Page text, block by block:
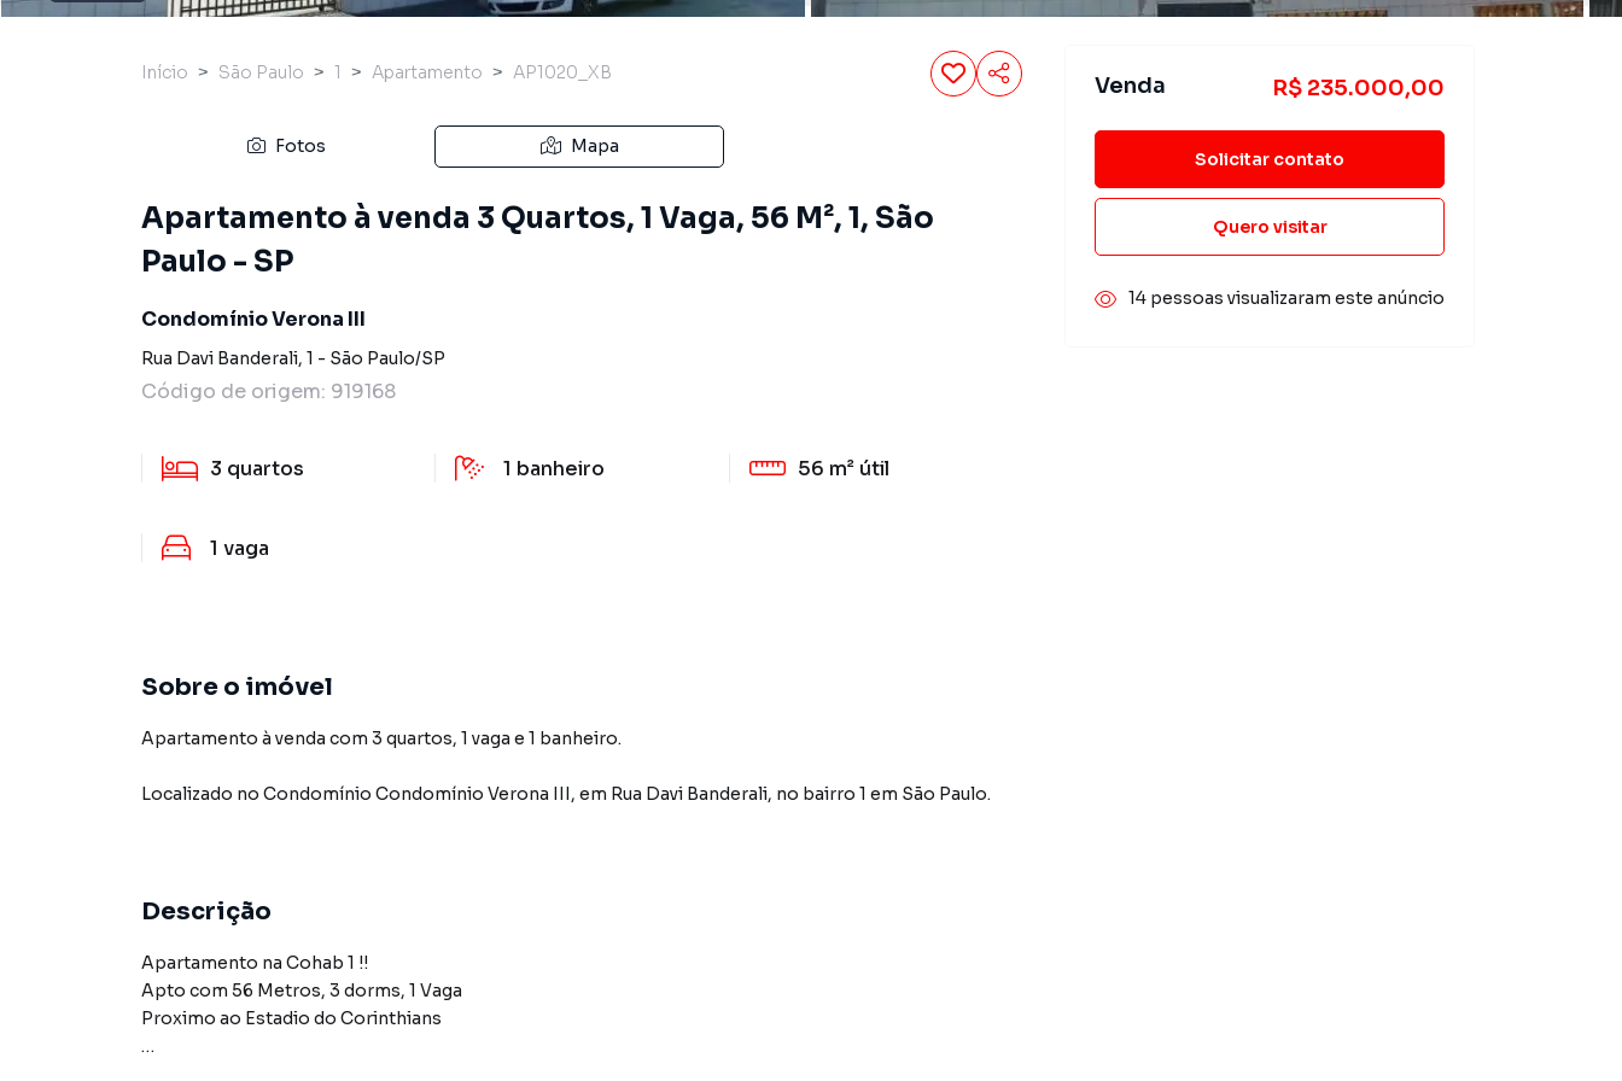
Início São Paulo 1 Apartamento AP1020_XB
Fotos Mapa
Apartamento à venda 3 Quartos, 1 Vaga, 56 M², 1, São
Paulo - SP
Condomínio Verona III
Rua Davi Banderali, 1 - São Paulo/SP
Código de origem: 919168
3 quartos 1 banheiro 56 m² útil
1 vaga
Sobre o imóvel
Apartamento à venda com 3 quartos, 1 vaga e 1 banheiro.
Localizado no Condomínio Condomínio Verona III, em Rua Davi Banderali, no bairro 1 em São Paulo.
Descrição
Apartamento na Cohab 1 !!
Apto com 56 Metros, 3 dorms, 1 Vaga
Proximo ao Estadio do Corinthians
Venda R$ 235.000,00
Solicitar contato
Quero visitar
14 pessoas visualizaram este anúncio